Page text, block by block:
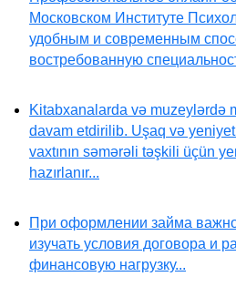
Московском Институте
удобным и современным
востребованную
Kitabxanalarda və muzeylərdə
davam etdirilib. Uşaq və
vaxtının səmərəli təşkili üçün
hazırlanır...
При оформлении займа
изучать условия договора и
финансовую нагрузку...